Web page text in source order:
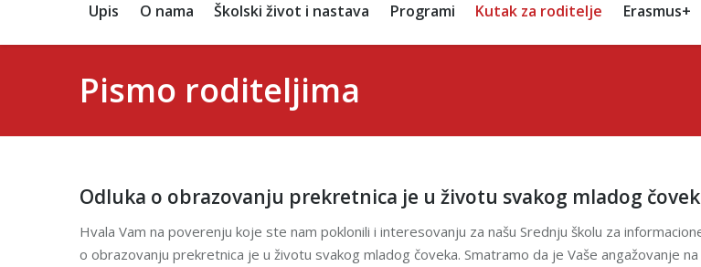
Upis O nama Školski život i nastava Programi Kutak za roditelje Erasmus+
Pismo roditeljima
Odluka o obrazovanju prekretnica je u životu svakog mladog
Hvala Vam na poverenju koje ste nam poklonili i interesovanju za našu Srednju školu za
o obrazovanju prekretnica je u životu svakog mladog čoveka. Smatramo da je Vaše angažovanje